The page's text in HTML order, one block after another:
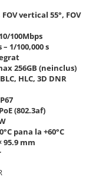
vertical 55°, FOV
100Mbps
– 1/100,000 s
256GB (neinclus)
HLC, 3D DNR
(802.3af)
pana la +60°C
95.9 mm